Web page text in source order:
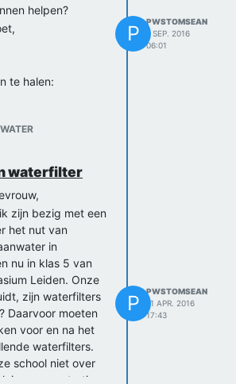
helpen?
te halen:
gaan en in
factoren die het
beïnvloeden.
is veel landbouw,
giftige stof die
en
in het
zitten.
chemische
veel chemische
kunnen
P
PWSTOMSEAN
1 SEP. 2016
06:01
waterfilter
zijn bezig met een
het nut van
in
nu in klas 5 van
Leiden. Onze
zijn waterfilters
Daarvoor moeten
voor en na het
waterfilters.
school niet over
concentraties
P
PWSTOMSEAN
11 APR. 2016
17:43